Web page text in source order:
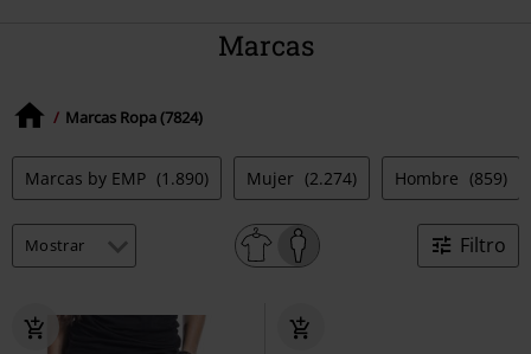
Marcas
Marcas Ropa (7824)
Marcas by EMP (1.890) Mujer (2.274) Hombre (859)
Filtro